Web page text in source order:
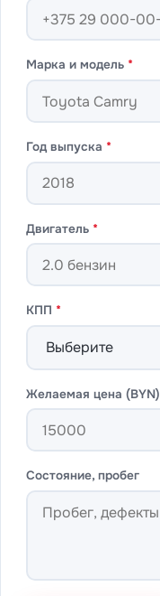
Марка и модель *
Год выпуска *
Двигатель *
КПП *
Желаемая цена (BYN)
Состояние, пробег